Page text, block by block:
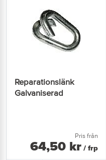
Reparationslänk
Galvaniserad
Pris från
64,50 kr / frp